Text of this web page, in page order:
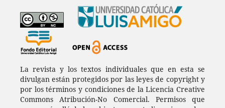
La revista y los textos individuales que en esta se
divulgan están protegidos por las leyes de copyright y
por los términos y condiciones de la Licencia Creative
Commons Atribución-No Comercial. Permisos que